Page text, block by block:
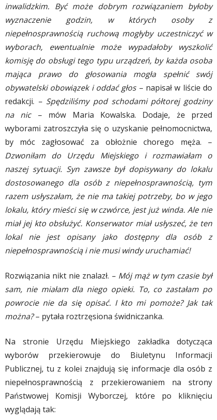
inwalidzkim. Być może dobrym rozwiązaniem byłoby
wyznaczenie godzin, w których osoby z
niepełnosprawnością ruchową mogłyby uczestniczyć w
wyborach, ewentualnie może wypadałoby wyszkolić
komisję do obsługi tego typu urządzeń, by każda osoba
mająca prawo do głosowania mogła spełnić swój
obywatelski obowiązek i oddać głos– napisał w liście do
redakcji. – Spędziliśmy pod schodami półtorej godziny
na nic– mów Maria Kowalska. Dodaje, że przed
wyborami zatroszczyła się o uzyskanie pełnomocnictwa,
by móc zagłosować za obłożnie chorego męża. –
Dzwoniłam do Urzędu Miejskiego i rozmawiałam o
naszej sytuacji. Syn zawsze był dopisywany do lokalu
dostosowanego dla osób z niepełnosprawnością, tym
razem usłyszałam, że nie ma takiej potrzeby, bo w jego
lokalu, który mieści się w czwórce, jest już winda. Ale nie
miał jej kto obsłużyć. Konserwator miał usłyszeć, że ten
lokal nie jest opisany jako dostępny dla osób z
niepełnosprawnością i nie musi windy uruchamiać!
Rozwiązania nikt nie znalazł. – Mój mąż w tym czasie był
sam, nie miałam dla niego opieki. To, co zastałam po
powrocie nie da się opisać. I kto mi pomoże? Jak tak
można?– pytała roztrzęsiona świdniczanka.
Na stronie Urzędu Miejskiego zakładka dotycząca
wyborów przekierowuje do Biuletynu Informacji
Publicznej, tu z kolei znajdują się informacje dla osób z
niepełnosprawnością z przekierowaniem na strony
Państwowej Komisji Wyborczej, które po kliknięciu
wyglądają tak: